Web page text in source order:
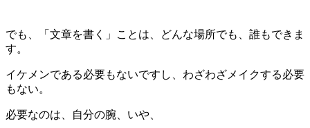
でも、「文章を書く」ことは、どんな場所でも、誰もできま
す。
イケメンである必要もないですし、わざわざメイクする必要
もない。
必要なのは、自分の腕、いや、